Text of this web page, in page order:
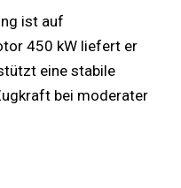
ist auf
450 kW liefert er
eine stabile
bei moderater